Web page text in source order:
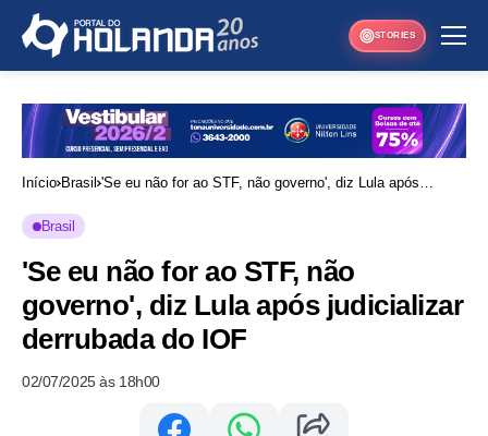
STORIES
Início Brasil 'Se eu não for ao STF, não governo', diz Lula após
Brasil
'Se eu não for ao STF, não
governo', diz Lula após judicializar
derrubada do IOF
02/07/2025 às 18h00